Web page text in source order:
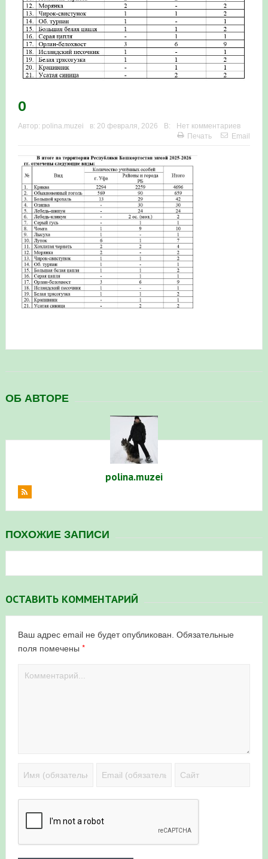
0
Автор: polina.muzei в: 20 февраля, 2026 В:
Нет комментариев
Печать
Email
ОБ АВТОРЕ
polina.muzei
ПОХОЖИЕ ЗАПИСИ
ОСТАВИТЬ КОММЕНТАРИЙ
Ваш адрес email не будет опубликован. Обязательные
поля помечены *